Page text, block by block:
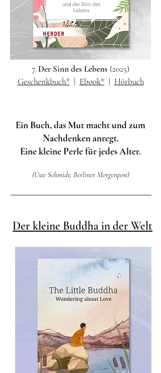
7.Der Sinn des Lebens (2025)
Geschenkbuch*
Ebook* Hörbuch
Ein Buch, das Mut macht und zum
Nachdenken anregt.
Eine kleine Perle für jedes Alter.
(Uwe Schmidt, Berliner Morgenpost)
Der kleine Buddha in der Welt